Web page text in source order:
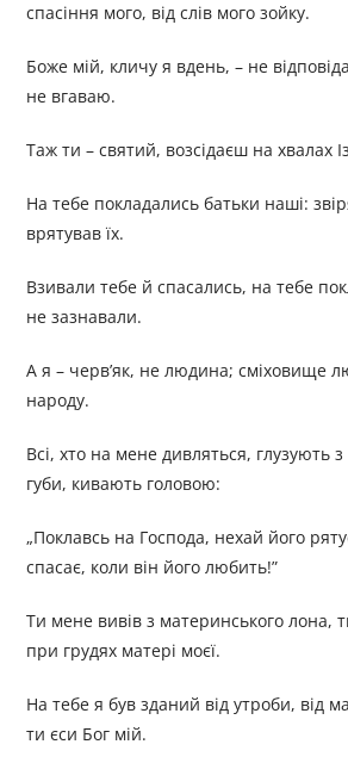
спасіння мого, від слів мого зойку.
Боже мій, кличу я вдень, – не
не вгаваю.
Таж ти – святий, возсідаєш на хвалах
На тебе покладались батьки наші:
врятував їх.
Взивали тебе й спасались, на тебе
не зазнавали.
А я – черв’як, не людина; сміховище
народу.
Всі, хто на мене дивляться, глузують
губи, кивають головою:
„Поклавсь на Господа, нехай його
спасає, коли він його любить!”
Ти мене вивів з материнського лона,
при грудях матері моєї.
На тебе я був зданий від утроби, від
ти єси Бог мій.